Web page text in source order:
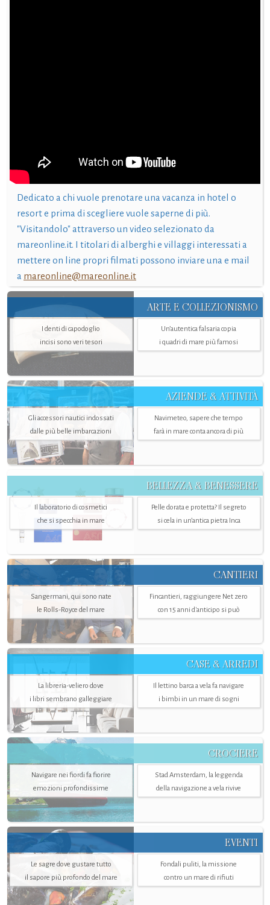
Dedicato a chi vuole prenotare una vacanza in hotel o
resort e prima di scegliere vuole saperne di più.
"Visitandolo" attraverso un video selezionato da
mareonline.it. I titolari di alberghi e villaggi interessati a
mettere on line propri filmati possono inviare una e mail
a mareonline@mareonline.it
ARTE E COLLEZIONISMO
I denti di capodoglio
incisi sono veri tesori
Un’autentica falsaria copia
i quadri di mare più famosi
AZIENDE & ATTIVITÀ
Gli accessori nautici indossati
dalle più belle imbarcazioni
Navimeteo, sapere che tempo
farà in mare conta ancora di più
BELLEZZA & BENESSERE
Il laboratorio di cosmetici
che si specchia in mare
Pelle dorata e protetta? Il segreto
si cela in un’antica pietra Inca
CANTIERI
Sangermani, qui sono nate
le Rolls-Royce del mare
Fincantieri, raggiungere Net zero
con 15 anni d'anticipo si può
CASE & ARREDI
La libreria-veliero dove
i libri sembrano galleggiare
Il lettino barca a vela fa navigare
i bimbi in un mare di sogni
CROCIERE
Navigare nei fiordi fa fiorire
emozioni profondissime
Stad Amsterdam, la leggenda
della navigazione a vela rivive
EVENTI
Le sagre dove gustare tutto
il sapore più profondo del mare
Fondali puliti, la missione
contro un mare di rifiuti